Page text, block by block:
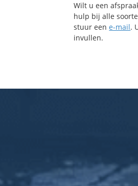
Wilt u een
hulp bij alle
stuur eene-mail.
invullen.